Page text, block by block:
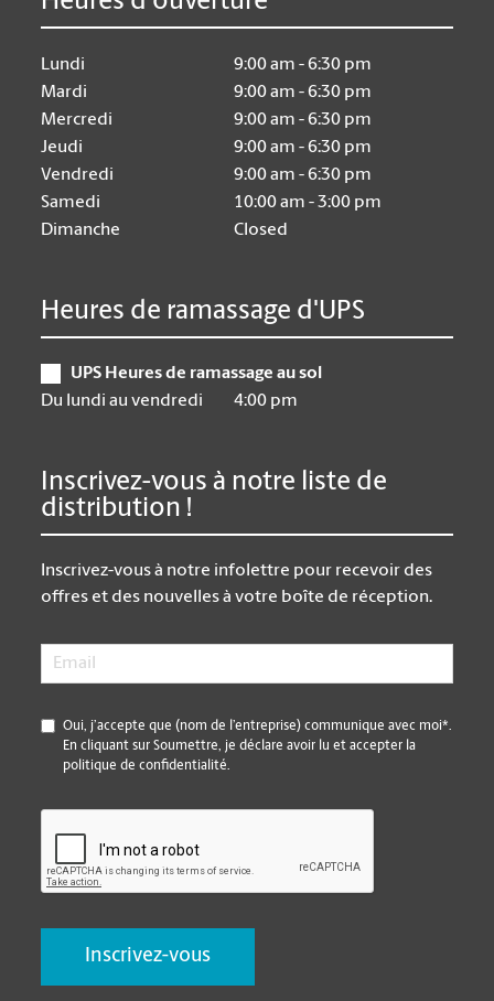
Lundi
9:00 am - 6:30 pm
Mardi
9:00 am - 6:30 pm
Mercredi
9:00 am - 6:30 pm
Jeudi
9:00 am - 6:30 pm
Vendredi
9:00 am - 6:30 pm
Samedi
10:00 am - 3:00 pm
Dimanche
Closed
Heures de ramassage d'UPS
UPS Heures de ramassage au sol
Du lundi au vendredi
4:00 pm
Inscrivez-vous à notre liste de
distribution !
Inscrivez-vous à notre infolettre pour recevoir des
offres et des nouvelles à votre boîte de réception.
Email
*
Oui, j’accepte que (nom de l’entreprise) communique avec moi*.
En cliquant sur Soumettre, je déclare avoir lu et accepter la
politique de confidentialité.